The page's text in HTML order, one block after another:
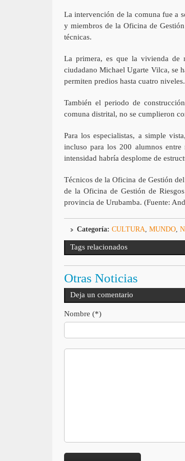
La intervención de la comuna fue a
y miembros de la Oficina de
técnicas.
La primera, es que la vivienda de
ciudadano Michael Ugarte Vilca, se
permiten predios hasta cuatro niveles.
También el periodo de
comuna distrital, no se cumplieron
Para los especialistas, a simple
incluso para los 200 alumnos
intensidad habría desplome de
Técnicos de la Oficina de Gestión
de la Oficina de Gestión de
provincia de Urubamba. (Fuente:
Categoría: CULTURA MUNDO,
Tags relacionados
Otras Noticias
Deja un comentario
Nombre (*)